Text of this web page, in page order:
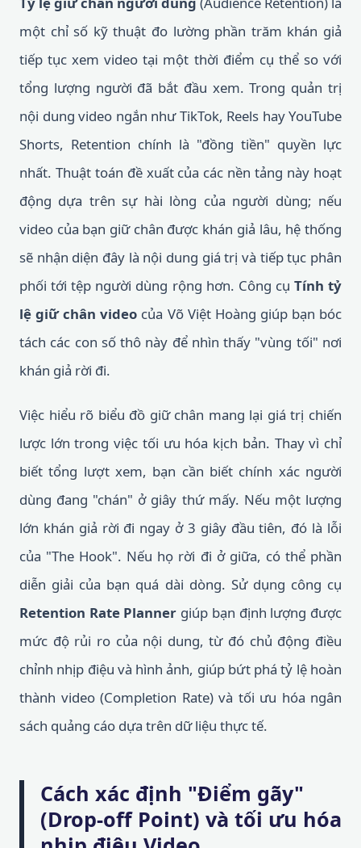
một chỉ số kỹ thuật đo lường phần trăm khán giả
tiếp tục xem video tại một thời điểm cụ thể so với
tổng lượng người đã bắt đầu xem. Trong quản trị
nội dung video ngắn như TikTok, Reels hay YouTube
Shorts, Retention chính là "đồng tiền" quyền lực
nhất. Thuật toán đề xuất của các nền tảng này hoạt
động dựa trên sự hài lòng của người dùng; nếu
video của bạn giữ chân được khán giả lâu, hệ thống
sẽ nhận diện đây là nội dung giá trị và tiếp tục phân
phối tới tệp người dùng rộng hơn. Công cụ Tính tỷ
lệ giữ chân video của Võ Việt Hoàng giúp bạn bóc
tách các con số thô này để nhìn thấy "vùng tối" nơi
khán giả rời đi.
Việc hiểu rõ biểu đồ giữ chân mang lại giá trị chiến
lược lớn trong việc tối ưu hóa kịch bản. Thay vì chỉ
biết tổng lượt xem, bạn cần biết chính xác người
dùng đang "chán" ở giây thứ mấy. Nếu một lượng
lớn khán giả rời đi ngay ở 3 giây đầu tiên, đó là lỗi
của "The Hook". Nếu họ rời đi ở giữa, có thể phần
diễn giải của bạn quá dài dòng. Sử dụng công cụ
Retention Rate Planner giúp bạn định lượng được
mức độ rủi ro của nội dung, từ đó chủ động điều
chỉnh nhịp điệu và hình ảnh, giúp bứt phá tỷ lệ hoàn
thành video (Completion Rate) và tối ưu hóa ngân
sách quảng cáo dựa trên dữ liệu thực tế.
Cách xác định "Điểm gãy"
(Drop-off Point) và tối ưu hóa